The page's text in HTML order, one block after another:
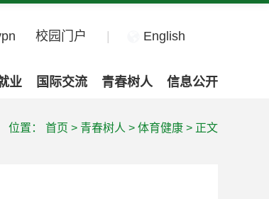
校园门户 English
业 国际交流 青春树人 信息公开
位置： 首页 > 青春树人 > 体育健康 > 正文